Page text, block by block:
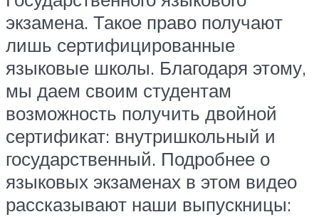
экзамена. Такое право получают
лишь сертифицированные
языковые школы. Благодаря этому,
мы даем своим студентам
возможность получить двойной
сертификат: внутришкольный и
государственный. Подробнее о
языковых экзаменах в этом видео
рассказывают наши выпускницы: